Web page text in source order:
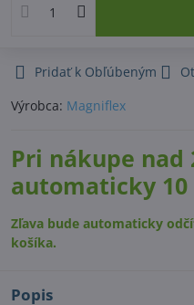
Pridať k Obľúbeným
Výrobca: Magniflex
Pri nákupe nad
automaticky 10
Zľava bude automaticky
košíka.
Popis